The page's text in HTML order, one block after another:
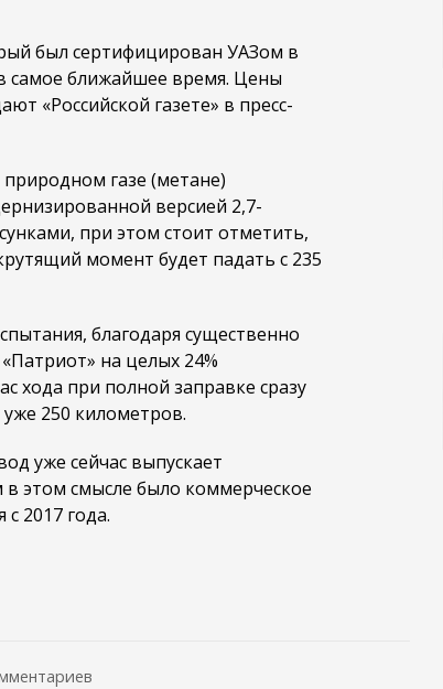
был сертифицирован УАЗом в
самое ближайшее время. Цены
«Российской газете» в пресс-
газе (метане)
версией 2,7-
при этом стоит отметить,
момент будет падать с 235
благодаря существенно
на целых 24%
хода при полной заправке сразу
уже 250 километров.
уже сейчас выпускает
этом смысле было коммерческое
2017 года.